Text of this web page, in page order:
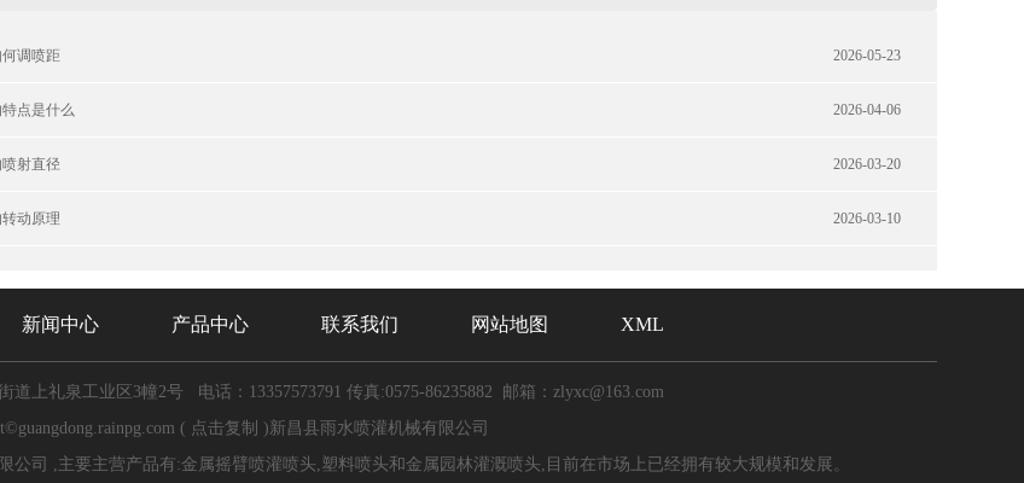
调喷距 2026-05-23
点是什么 2026-04-06
射直径 2026-03-20
动原理 2026-03-10
新闻中心 产品中心 联系我们 网站地图 XML
道上礼泉工业区3幢2号 电话：13357573791 传真:0575-86235882 邮箱：zlyxc@163.com
guangdong.rainpg.com ( 点击复制 )新昌县雨水喷灌机械有限公司
司 ,主要主营产品有:金属摇臂喷灌喷头,塑料喷头和金属园林灌溉喷头,目前在市场上已经拥有较大规模和发展。